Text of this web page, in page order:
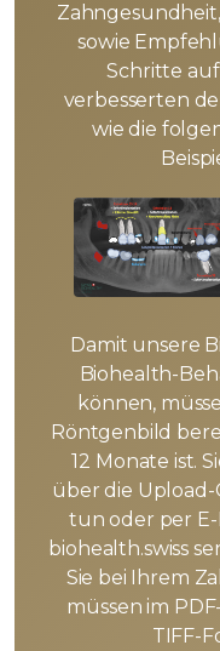
sowie
Schritte
verbesserten
wie die
Damit unsere
Biohealth-
können,
Röntgenbild
12 Monate ist.
über die
tun oder per E-
biohealth.swiss
Sie bei Ihrem
müssen im
TIFF-